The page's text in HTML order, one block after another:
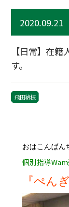
2020.09.21
【日常】在
す。
飛田給校
おはこんばん
個別指導
『ぺん